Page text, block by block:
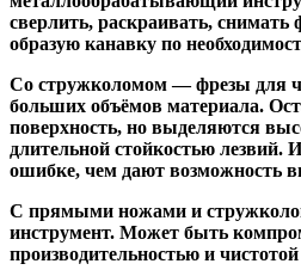
сверлить, раскраивать,
образую канавку по
Со стружколомом— фрезы для
больших объёмов материала.
поверхность, но выделяются
длительной стойкостью лезвий.
ошибке, чем дают возможность
С прямыми ножами и
инструмент. Может быть
производительностью и